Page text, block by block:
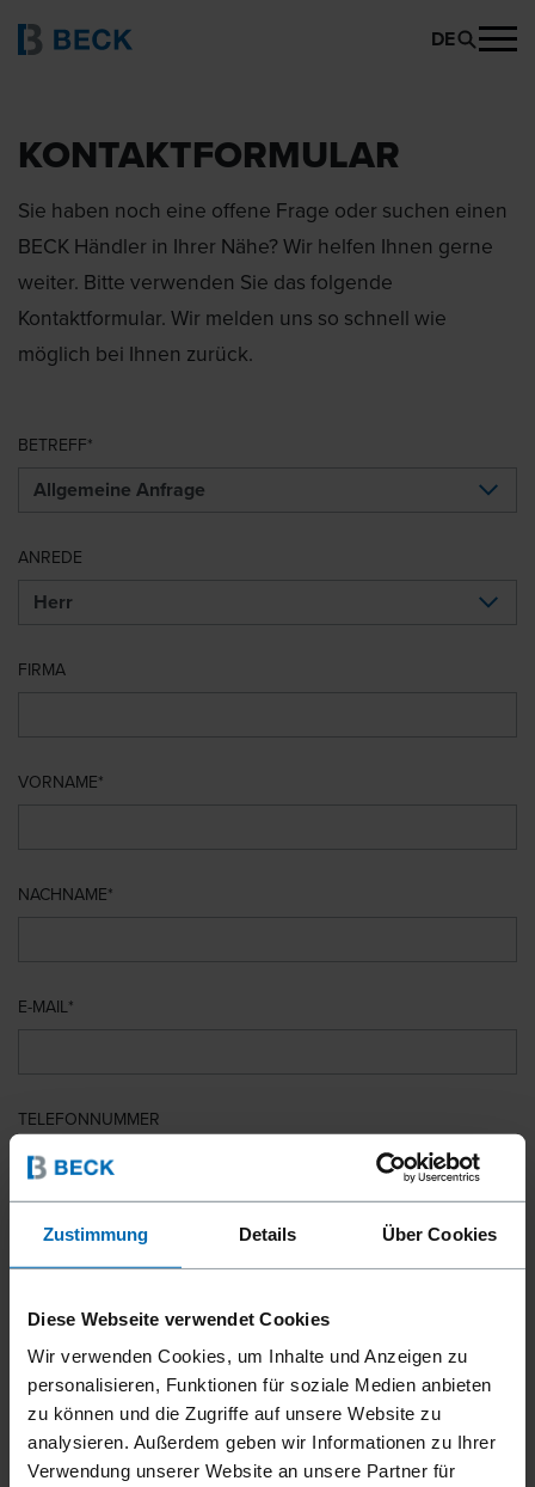
Zustimmung Details Über Cookies
Diese Webseite verwendet Cookies
Wir verwenden Cookies, um Inhalte und Anzeigen zu
personalisieren, Funktionen für soziale Medien anbieten
zu können und die Zugriffe auf unsere Website zu
analysieren. Außerdem geben wir Informationen zu Ihrer
Verwendung unserer Website an unsere Partner für
DE
KONTAKTFORMULAR
Sie haben noch eine offene Frage oder suchen einen
BECK Händler in Ihrer Nähe? Wir helfen Ihnen gerne
weiter. Bitte verwenden Sie das folgende
Kontaktformular. Wir melden uns so schnell wie
möglich bei Ihnen zurück.
BETREFF
ANREDE
FIRMA
VORNAME
NACHNAME
E-MAIL
TELEFONNUMMER
LAND
PLZ
IHRE NACHRICHT